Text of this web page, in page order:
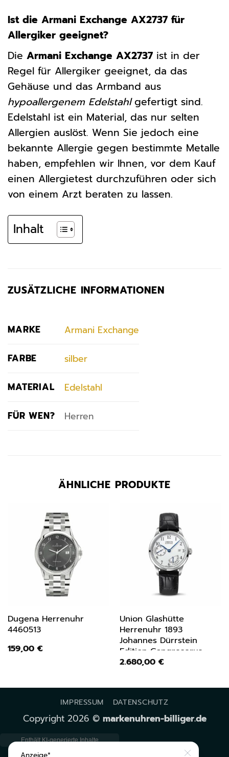
Ist die Armani Exchange AX2737 für
Allergiker geeignet?
Die Armani Exchange AX2737 ist in der
Regel für Allergiker geeignet, da das
Gehäuse und das Armband aus
hypoallergenem Edelstahlgefertigt sind.
Edelstahl ist ein Material, das nur selten
Allergien auslöst. Wenn Sie jedoch eine
bekannte Allergie gegen bestimmte Metalle
haben, empfehlen wir Ihnen, vor dem Kauf
einen Allergietest durchzuführen oder sich
von einem Arzt beraten zu lassen.
Inhalt
ZUSÄTZLICHE INFORMATIONEN
MARKE Armani Exchange
FARBE silber
MATERIAL Edelstahl
FÜR WEN? Herren
ÄHNLICHE PRODUKTE
Dugena Herrenuhr
4460513
159,00 €
Union Glashütte
Herrenuhr 1893
Johannes Dürrstein
Edition Gangreserve
D0074561601700
2.680,00 €
IMPRESSUM DATENSCHUTZ
Copyright 2026 © markenuhren-billiger.de